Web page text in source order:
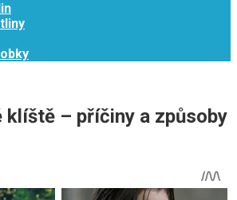
klíště – příčiny a způsoby